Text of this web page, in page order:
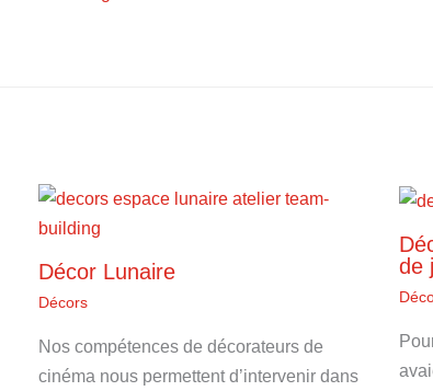
Décor Lunaire
Décors
Nos compétences de décorateurs de
cinéma nous permettent d’intervenir dans
de